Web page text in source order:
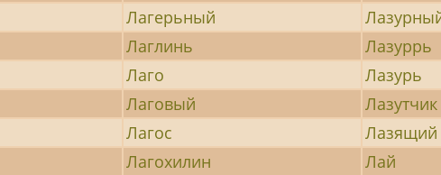
Лагерьный
Лаглинь
Лазуррь
Лаго
Лазурь
Лаговый
Лазутчик
Лагос
Лазящий
Лагохилин
Лай